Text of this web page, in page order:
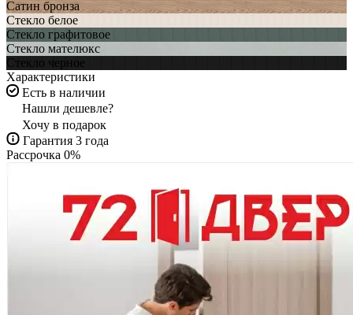
Сатин бронза
Стекло белое
Стекло графитовое
Стекло мателюкс
Стекло черное
Характеристики
Есть в наличии
Нашли дешевле?
Хочу в подарок
Гарантия 3 года
Рассрочка 0%